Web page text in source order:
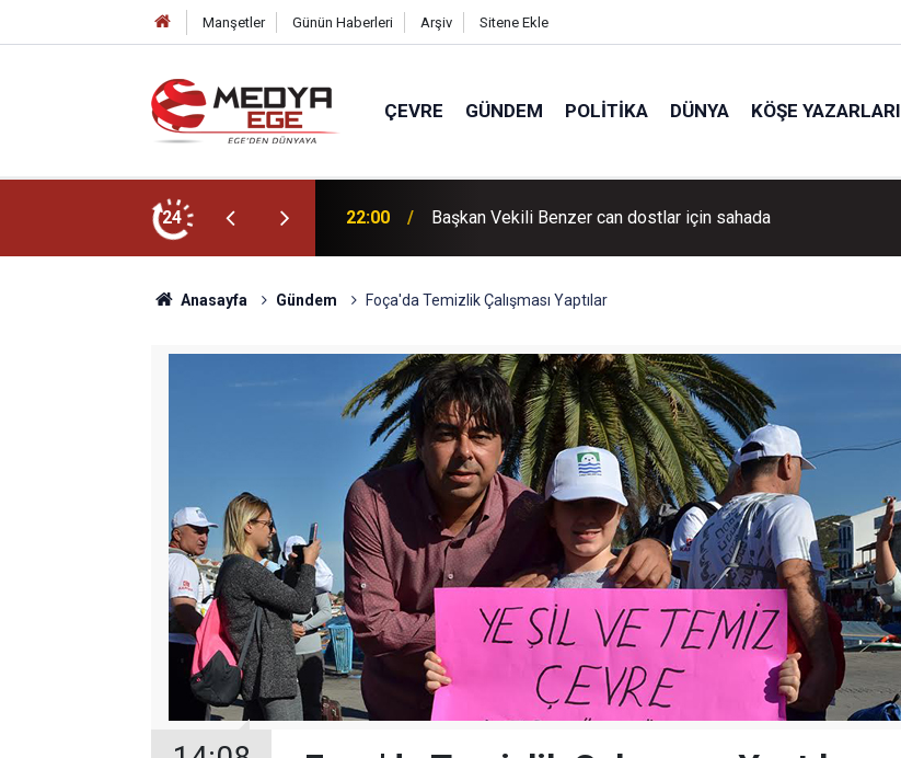
Manşetler Günün Haberleri Arşiv Sitene Ekle
ÇEVRE GÜNDEM POLITIKA DÜNYA KÖŞE YAZARLARI
24 22:00 3 bin yıllık tarihi köye yoğun ilgi!
Anasayfa Gündem Foça'da Temizlik Çalışması Yaptılar